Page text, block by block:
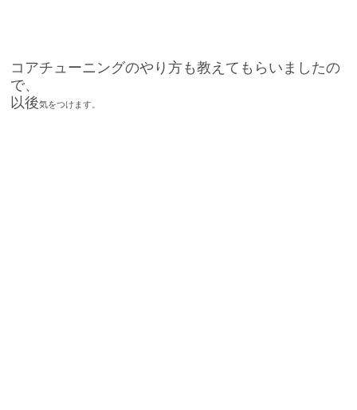
コアチューニングのやり方も教えてもらいましたの
で、
以後気をつけます。